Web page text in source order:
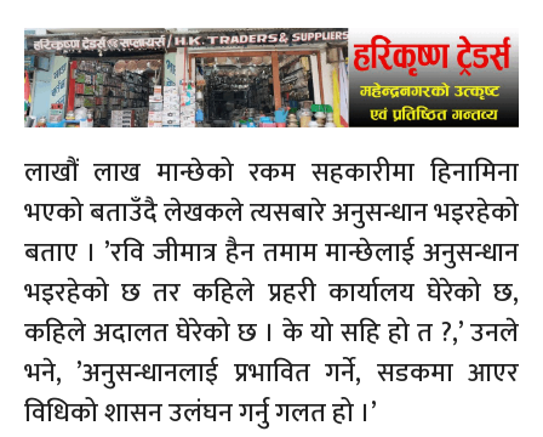
लाखौं लाख मान्छेको रकम सहकारीमा हिनामिना
भएको बताउँदै लेखकले त्यसबारे अनुसन्धान भइरहेको
बताए । ’रवि जीमात्र हैन तमाम मान्छेलाई अनुसन्धान
भइरहेको छ तर कहिले प्रहरी कार्यालय घेरेको छ,
कहिले अदालत घेरेको छ । के यो सहि हो त ?,’ उनले
भने, ’अनुसन्धानलाई प्रभावित गर्ने, सडकमा आएर
विधिको शासन उलंघन गर्नु गलत हो ।’